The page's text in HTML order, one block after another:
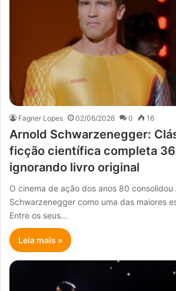
Fagner Lopes 02/06/2026 0 16
Arnold Schwarzenegger:
ficção científica completa 36
ignorando livro original
O cinema de ação dos anos 80 consolidou
Schwarzenegger como uma das maiores
Entre os seus…
Leia mais »